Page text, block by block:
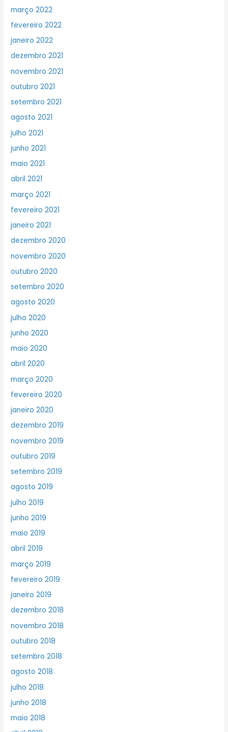
março 2022
fevereiro 2022
janeiro 2022
dezembro 2021
novembro 2021
outubro 2021
setembro 2021
agosto 2021
julho 2021
junho 2021
maio 2021
abril 2021
março 2021
fevereiro 2021
janeiro 2021
dezembro 2020
novembro 2020
outubro 2020
setembro 2020
agosto 2020
julho 2020
junho 2020
maio 2020
abril 2020
março 2020
fevereiro 2020
janeiro 2020
dezembro 2019
novembro 2019
outubro 2019
setembro 2019
agosto 2019
julho 2019
junho 2019
maio 2019
abril 2019
março 2019
fevereiro 2019
janeiro 2019
dezembro 2018
novembro 2018
outubro 2018
setembro 2018
agosto 2018
julho 2018
junho 2018
maio 2018